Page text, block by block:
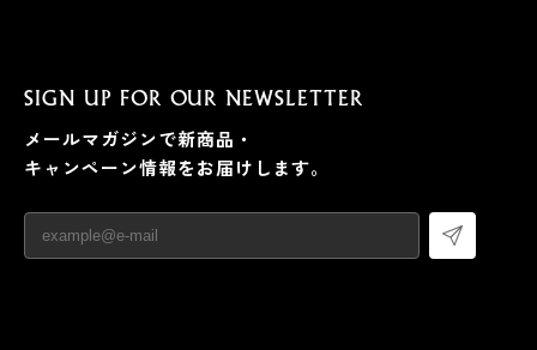
SIGN UP FOR OUR NEWSLETTER
メールマガジンで新商品・
キャンペーン情報をお届けします。